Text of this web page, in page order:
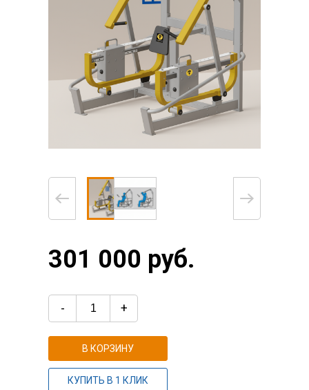
301 000 руб.
- +
В КОРЗИНУ
КУПИТЬ В 1 КЛИК